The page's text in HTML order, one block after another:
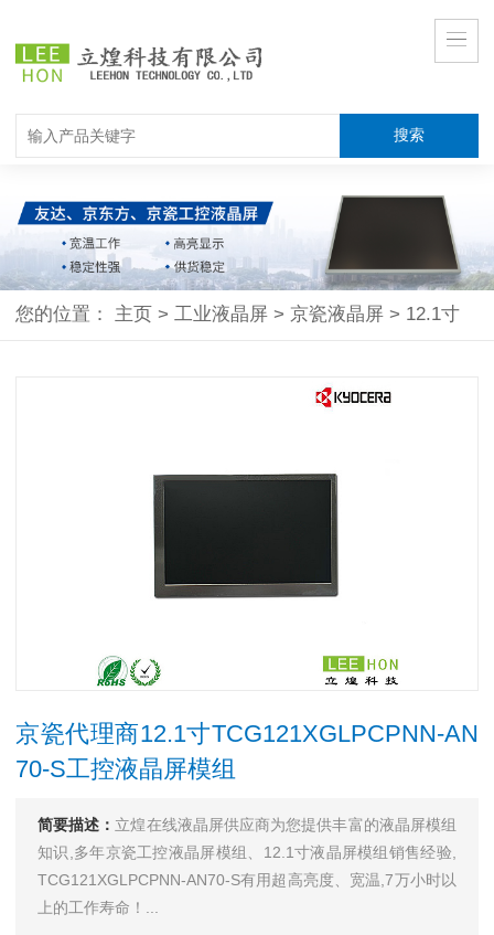
您的位置： 主页 > 工业液晶屏 > 京瓷液晶屏 > 12.1寸
京瓷代理商12.1寸TCG121XGLPCPNN-AN
70-S工控液晶屏模组
简要描述： 立煌在线液晶屏供应商为您提供丰富的液晶屏模组
知识,多年京瓷工控液晶屏模组、12.1寸液晶屏模组销售经验,
TCG121XGLPCPNN-AN70-S有用超高亮度、宽温,7万小时以
上的工作寿命！...